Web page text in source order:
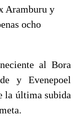
Aramburu y
ocho
al Bora
y Evenepoel
la última subida